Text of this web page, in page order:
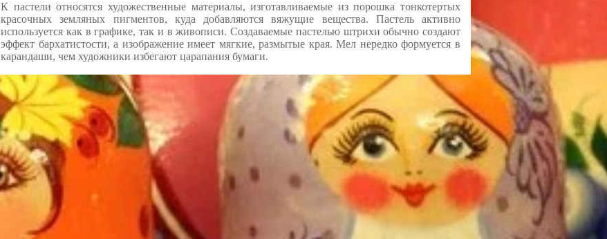
К пастели относятся художественные материалы, изготавливаемые из порошка тонкотертых
красочных земляных пигментов, куда добавляются вяжущие вещества. Пастель активно
используется как в графике, так и в живописи. Создаваемые пастелью штрихи обычно создают
эффект бархатистости, а изображение имеет мягкие, размытые края. Мел нередко формуется в
карандаши, чем художники избегают царапания бумаги.